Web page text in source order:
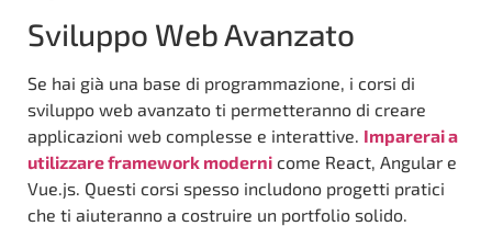
Sviluppo Web Avanzato
Se hai già una base di programmazione, i corsi di
sviluppo web avanzato ti permetteranno di creare
applicazioni web complesse e interattive. Imparerai a
utilizzare framework moderni come React, Angular e
Vue.js. Questi corsi spesso includono progetti pratici
che ti aiuteranno a costruire un portfolio solido.